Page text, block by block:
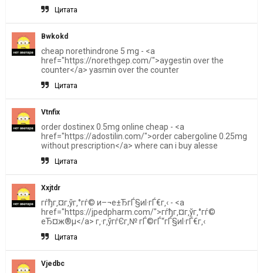
Цитата
Bwkokd
cheap norethindrone 5 mg - <a
href="https://norethgep.com/">aygestin over the
counter</a> yasmin over the counter
Цитата
Vtnfix
order dostinex 0.5mg online cheap - <a
href="https://adostilin.com/">order cabergoline 0.25mg
without prescription</a> where can i buy alesse
Цитата
Xxjtdr
гѓђг‚¤г‚ўг‚°гѓ© и–¬е±ЂгЃ§иІ·гЃ€г‚‹ - <a
href="https://jpedpharm.com/">гѓђг‚¤г‚ўг‚°гѓ©
еЂ¤ж®µ</a> г‚·г‚ўгѓЄг‚№ гЃ©гЃ“гЃ§иІ·гЃ€г‚‹
Цитата
Vjedbc